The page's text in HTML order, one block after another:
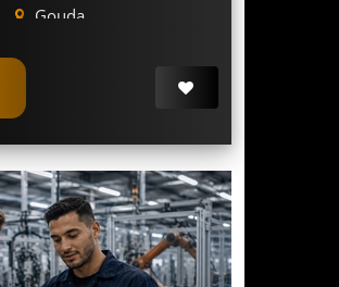
Gouda